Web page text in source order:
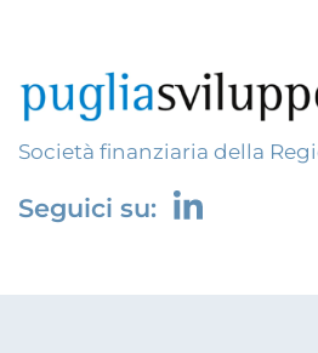
Società finanziaria della
Seguici su: